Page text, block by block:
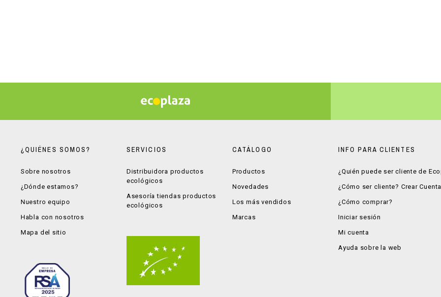
¿QUIÉNES SOMOS?
Sobre nosotros
¿Dónde estamos?
Nuestro equipo
Habla con nosotros
Mapa del sitio
SERVICIOS
Distribuidora productos
ecológicos
Asesoría tiendas productos
ecológicos
CATÁLOGO
Productos
Novedades
Los más vendidos
Marcas
INFO PARA CLIENTES
¿Quién puede ser cliente de
¿Cómo ser cliente? Crear
¿Cómo comprar?
Iniciar sesión
Mi cuenta
Ayuda sobre la web